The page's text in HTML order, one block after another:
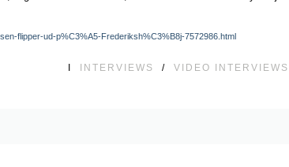
flipper-ud-p%C3%A5-Frederiksh%C3%B8j-7572986.html
I INTERVIEWS / VIDEO INTERVIEWS